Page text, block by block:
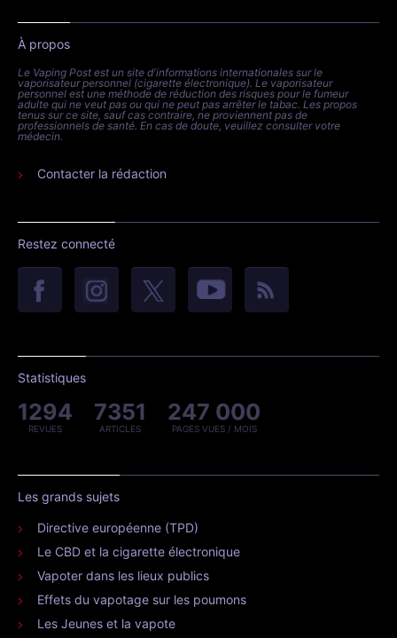
À propos
Le Vaping Post est un site d'informations internationales sur le
vaporisateur personnel (cigarette électronique). Le vaporisateur
personnel est une méthode de réduction des risques pour le fumeur
adulte qui ne veut pas ou qui ne peut pas arrêter le tabac. Les propos
tenus sur ce site, sauf cas contraire, ne proviennent pas de
professionnels de santé. En cas de doute, veuillez consulter votre
médecin.
Contacter la rédaction
Restez connecté
Statistiques
1294
REVUES
7351
ARTICLES
247 000
PAGES VUES / MOIS
Les grands sujets
Directive européenne (TPD)
Le CBD et la cigarette électronique
Vapoter dans les lieux publics
Effets du vapotage sur les poumons
Les Jeunes et la vapote